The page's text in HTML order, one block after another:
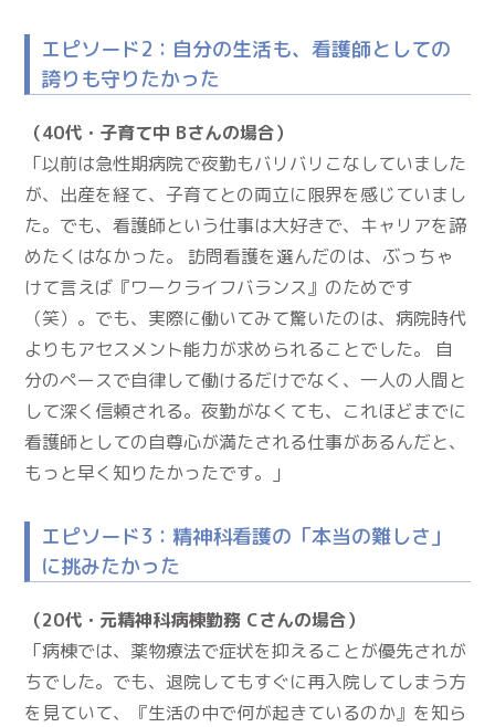
エピソード2：自分の生活も、看護師としての
誇りも守りたかった
（40代・子育て中 Bさんの場合）
「以前は急性期病院で夜勤もバリバリこなしていました
が、出産を経て、子育てとの両立に限界を感じていまし
た。でも、看護師という仕事は大好きで、キャリアを諦
めたくはなかった。 訪問看護を選んだのは、ぶっちゃ
けて言えば『ワークライフバランス』のためです
（笑）。でも、実際に働いてみて驚いたのは、病院時代
よりもアセスメント能力が求められることでした。 自
分のペースで自律して働けるだけでなく、一人の人間と
して深く信頼される。夜勤がなくても、これほどまでに
看護師としての自尊心が満たされる仕事があるんだと、
もっと早く知りたかったです。」
エピソード3：精神科看護の「本当の難しさ」
に挑みたかった
（20代・元精神科病棟勤務 Cさんの場合）
「病棟では、薬物療法で症状を抑えることが優先されが
ちでした。でも、退院してもすぐに再入院してしまう方
を見ていて、『生活の中で何が起きているのか』を知ら